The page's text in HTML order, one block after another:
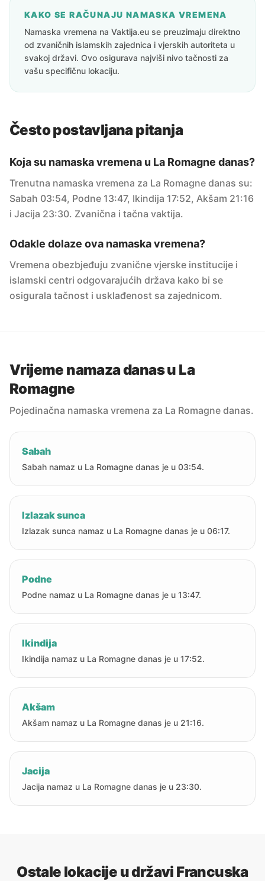
KAKO SE RAČUNAJU NAMASKA VREMENA
Namaska vremena na Vaktija.eu se preuzimaju direktno
od zvaničnih islamskih zajednica i vjerskih autoriteta u
svakoj državi. Ovo osigurava najviši nivo tačnosti za
vašu specifičnu lokaciju.
Često postavljana pitanja
Koja su namaska vremena u La Romagne danas?
Trenutna namaska vremena za La Romagne danas su:
Sabah 03:54, Podne 13:47, Ikindija 17:52, Akšam 21:16
i Jacija 23:30. Zvanična i tačna vaktija.
Odakle dolaze ova namaska vremena?
Vremena obezbjeđuju zvanične vjerske institucije i
islamski centri odgovarajućih država kako bi se
osigurala tačnost i usklađenost sa zajednicom.
Vrijeme namaza danas u La
Romagne
Pojedinačna namaska vremena za La Romagne danas.
Sabah
Sabah namaz u La Romagne danas je u 03:54.
Izlazak sunca
Izlazak sunca namaz u La Romagne danas je u 06:17.
Podne
Podne namaz u La Romagne danas je u 13:47.
Ikindija
Ikindija namaz u La Romagne danas je u 17:52.
Akšam
Akšam namaz u La Romagne danas je u 21:16.
Jacija
Jacija namaz u La Romagne danas je u 23:30.
Ostale lokacije u državi Francuska